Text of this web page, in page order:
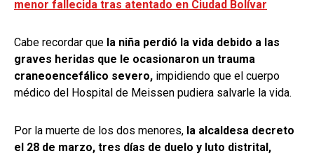
menor fallecida tras atentado en Ciudad Bolívar
Cabe recordar que la niña perdió la vida debido a las
graves heridas que le ocasionaron un trauma
craneoencefálico severo, impidiendo que el cuerpo
médico del Hospital de Meissen pudiera salvarle la vida.
Por la muerte de los dos menores, la alcaldesa decreto
el 28 de marzo, tres días de duelo y luto distrital,